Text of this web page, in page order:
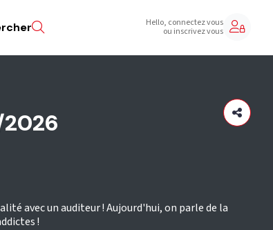
Hello, connectez vous
ou inscrivez vous
avec un auditeur ! Aujourd'hui, on parle de la
!